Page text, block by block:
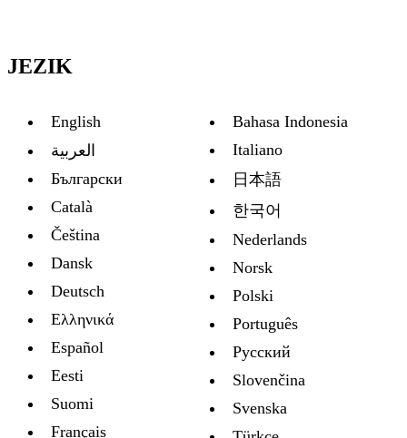
JEZIK
English
العربية
Български
Català
Čeština
Dansk
Deutsch
Ελληνικά
Español
Eesti
Suomi
Français
Bahasa Indonesia
Italiano
日本語
한국어
Nederlands
Norsk
Polski
Português
Русский
Slovenčina
Svenska